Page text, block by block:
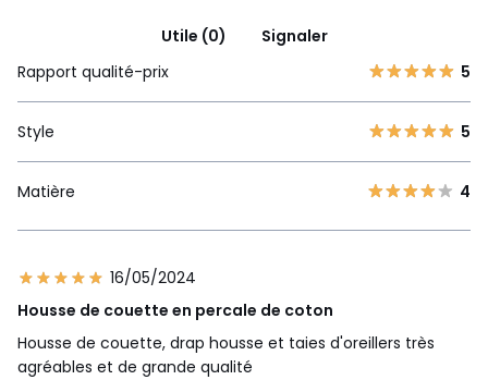
Utile (0)
Signaler
Rapport qualité-prix
5
Style 5
Matière 4
16/05/2024
Housse de couette en percale de coton
Housse de couette, drap housse et taies d'oreillers très
agréables et de grande qualité